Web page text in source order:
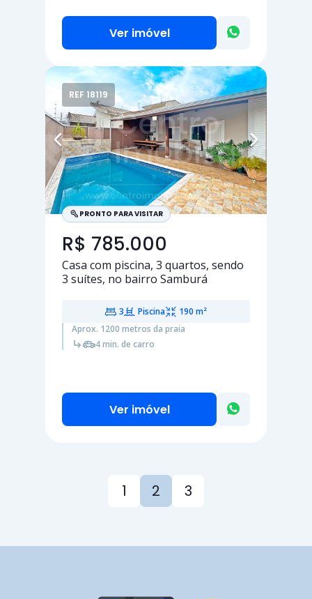
Ver imóvel
REF 18119
PRONTO PARA VISITAR
R$ 785.000
Casa com piscina, 3 quartos, sendo
3 suítes, no bairro Samburá
3 Piscina
190 m²
Aprox. 1200 metros da praia
4 min. de carro
Ver imóvel
1 2 3